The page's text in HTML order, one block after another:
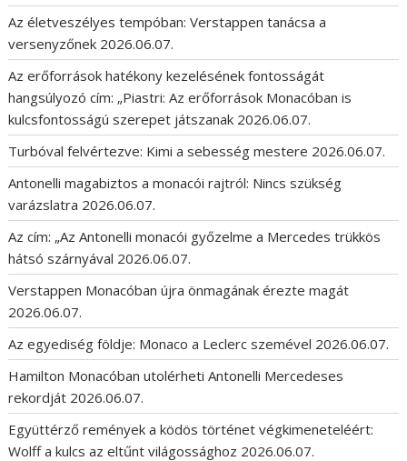
Az életveszélyes tempóban: Verstappen tanácsa a
versenyzőnek 2026.06.07.
Az erőforrások hatékony kezelésének fontosságát
hangsúlyozó cím: „Piastri: Az erőforrások Monacóban is
kulcsfontosságú szerepet játszanak 2026.06.07.
Turbóval felvértezve: Kimi a sebesség mestere 2026.06.07.
Antonelli magabiztos a monacói rajtról: Nincs szükség
varázslatra 2026.06.07.
Az cím: „Az Antonelli monacói győzelme a Mercedes trükkös
hátsó szárnyával 2026.06.07.
Verstappen Monacóban újra önmagának érezte magát
2026.06.07.
Az egyediség földje: Monaco a Leclerc szemével 2026.06.07.
Hamilton Monacóban utolérheti Antonelli Mercedeses
rekordját 2026.06.07.
Együttérző remények a ködös történet végkimeneteléért:
Wolff a kulcs az eltűnt világossághoz 2026.06.07.